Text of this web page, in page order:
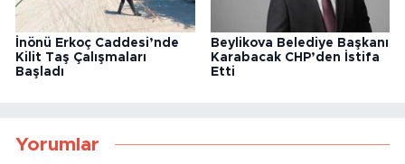
İnönü Erkoç Caddesi’nde
Kilit Taş Çalışmaları
Başladı
Beylikova Belediye Başkanı
Karabacak CHP’den İstifa
Etti
Yorumlar